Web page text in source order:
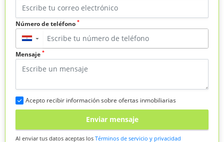
Número de teléfono *
▼
Mensaje *
Acepto recibir información sobre ofertas inmobiliarias
Enviar mensaje
Al enviar tus datos aceptas los Términos de servicio y privacidad